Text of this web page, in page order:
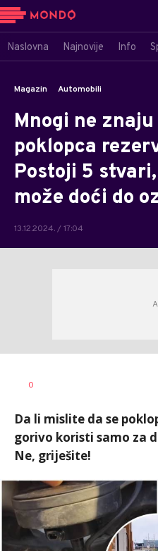
Naslovna Najnovije Info
Magazin Automobili
Mnogi ne
poklopca
Postoji 5
može doći do
13.12.2024. / 17:04
AUTOR
0
Da li mislite da se
gorivo koristi samo za
Ne, griješite!